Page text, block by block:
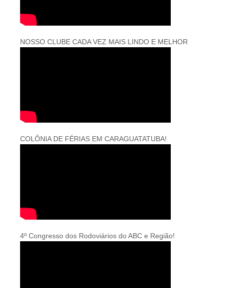
NOSSO CLUBE CADA VEZ MAIS LINDO E MELHOR
COLÔNIA DE FÉRIAS EM CARAGUATATUBA!
4º Congresso dos Rodoviários do ABC e Região!